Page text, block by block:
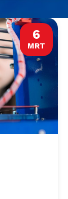
6
MRT